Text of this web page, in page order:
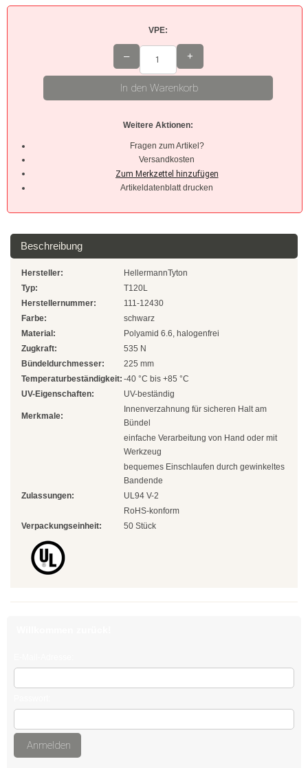
Kabelbinder Sets
Natur
Farbig
Rot
Gelb
Grün
Blau
SONDERANGEBOTE
Edelstahlbinder
Edelstahlbinder 304 SS
Edelstahlbinder 316 SS
Edelstahlbinder mit Beschichtung
Edelstahlkabelbinder, wiederlösbar
Edelstahlbinder mit Leiterverschluss
Edelstahlbinder mit Welle
Edelstahlmarkierplatten
außenverzahnt
VPE:
– +
In den Warenkorb
Weitere Aktionen:
Fragen zum Artikel?
Versandkosten
Artikeldatenblatt drucken
Beschreibung
Hersteller:
HellermannTyton
Typ:
T120L
Herstellernummer:
111-12430
Farbe:
schwarz
Material:
Polyamid 6.6, halogenfrei
Zugkraft:
535 N
Bündeldurchmesser:
225 mm
Temperaturbeständigkeit: -40 °C bis +85 °C
UV-Eigenschaften:
UV-beständig
Merkmale:
Innenverzahnung für sicheren Halt am
Bündel
einfache Verarbeitung von Hand oder mit
Werkzeug
bequemes Einschlaufen durch gewinkeltes
Bandende
Zulassungen:
UL94 V-2
RoHS-konform
Verpackungseinheit:
50 Stück
Anmelden